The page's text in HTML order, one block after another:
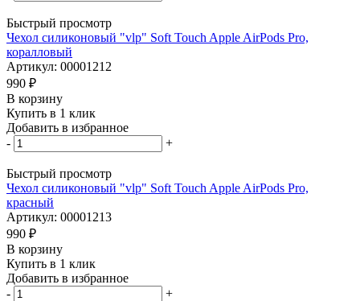
Быстрый просмотр
Чехол силиконовый "vlp" Soft Touch Apple AirPods Pro,
коралловый
Артикул: 00001212
990 ₽
В корзину
Купить в 1 клик
Добавить в избранное
-
+
Быстрый просмотр
Чехол силиконовый "vlp" Soft Touch Apple AirPods Pro,
красный
Артикул: 00001213
990 ₽
В корзину
Купить в 1 клик
Добавить в избранное
-
+